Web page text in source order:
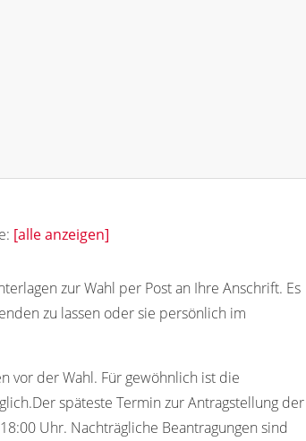
[alle anzeigen]
zur Wahl per Post an Ihre Anschrift. Es
zu lassen oder sie persönlich im
vor der Wahl. Für gewöhnlich ist die
späteste Termin zur Antragstellung der
Uhr. Nachträgliche Beantragungen sind